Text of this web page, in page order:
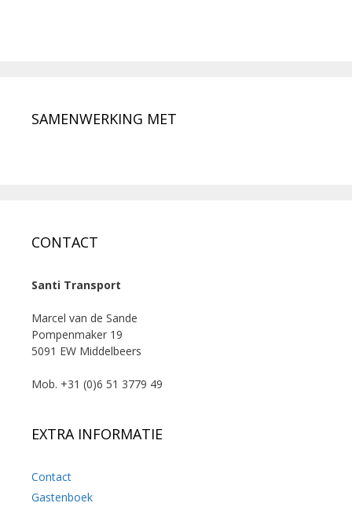
SAMENWERKING MET
CONTACT
Santi Transport
Marcel van de Sande
Pompenmaker 19
5091 EW Middelbeers
Mob. +31 (0)6 51 3779 49
EXTRA INFORMATIE
Contact
Gastenboek